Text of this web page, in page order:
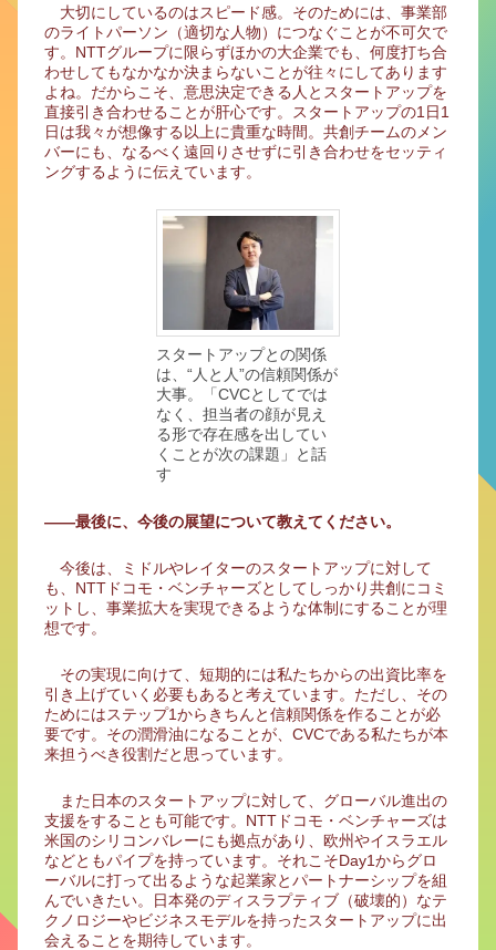
大切にしているのはスピード感。そのためには、事業部
のライトパーソン（適切な人物）につなぐことが不可欠で
す。NTTグループに限らずほかの大企業でも、何度打ち合
わせしてもなかなか決まらないことが往々にしてあります
よね。だからこそ、意思決定できる人とスタートアップを
直接引き合わせることが肝心です。スタートアップの1日1
日は我々が想像する以上に貴重な時間。共創チームのメン
バーにも、なるべく遠回りさせずに引き合わせをセッティ
ングするように伝えています。
スタートアップとの関係
は、“人と人”の信頼関係が
大事。「CVCとしてでは
なく、担当者の顔が見え
る形で存在感を出してい
くことが次の課題」と話
す
――最後に、今後の展望について教えてください。
今後は、ミドルやレイターのスタートアップに対して
も、NTTドコモ・ベンチャーズとしてしっかり共創にコミ
ットし、事業拡大を実現できるような体制にすることが理
想です。
その実現に向けて、短期的には私たちからの出資比率を
引き上げていく必要もあると考えています。ただし、その
ためにはステップ1からきちんと信頼関係を作ることが必
要です。その潤滑油になることが、CVCである私たちが本
来担うべき役割だと思っています。
また日本のスタートアップに対して、グローバル進出の
支援をすることも可能です。NTTドコモ・ベンチャーズは
米国のシリコンバレーにも拠点があり、欧州やイスラエル
などともパイプを持っています。それこそDay1からグロ
ーバルに打って出るような起業家とパートナーシップを組
んでいきたい。日本発のディスラプティブ（破壊的）なテ
クノロジーやビジネスモデルを持ったスタートアップに出
会えることを期待しています。